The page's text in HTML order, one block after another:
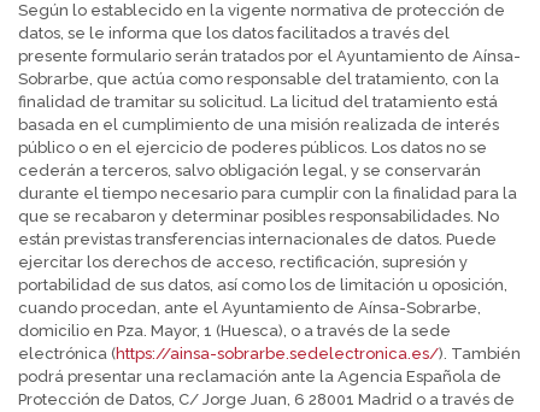
Según lo establecido en la vigente normativa de protección de
datos, se le informa que los datos facilitados a través del
presente formulario serán tratados por el Ayuntamiento de Aínsa-
Sobrarbe, que actúa como responsable del tratamiento, con la
finalidad de tramitar su solicitud. La licitud del tratamiento está
basada en el cumplimiento de una misión realizada de interés
público o en el ejercicio de poderes públicos. Los datos no se
cederán a terceros, salvo obligación legal, y se conservarán
durante el tiempo necesario para cumplir con la finalidad para la
que se recabaron y determinar posibles responsabilidades. No
están previstas transferencias internacionales de datos. Puede
ejercitar los derechos de acceso, rectificación, supresión y
portabilidad de sus datos, así como los de limitación u oposición,
cuando procedan, ante el Ayuntamiento de Aínsa-Sobrarbe,
domicilio en Pza. Mayor, 1 (Huesca), o a través de la sede
electrónica (https://ainsa-sobrarbe.sedelectronica.es/). También
podrá presentar una reclamación ante la Agencia Española de
Protección de Datos, C/ Jorge Juan, 6 28001 Madrid o a través de